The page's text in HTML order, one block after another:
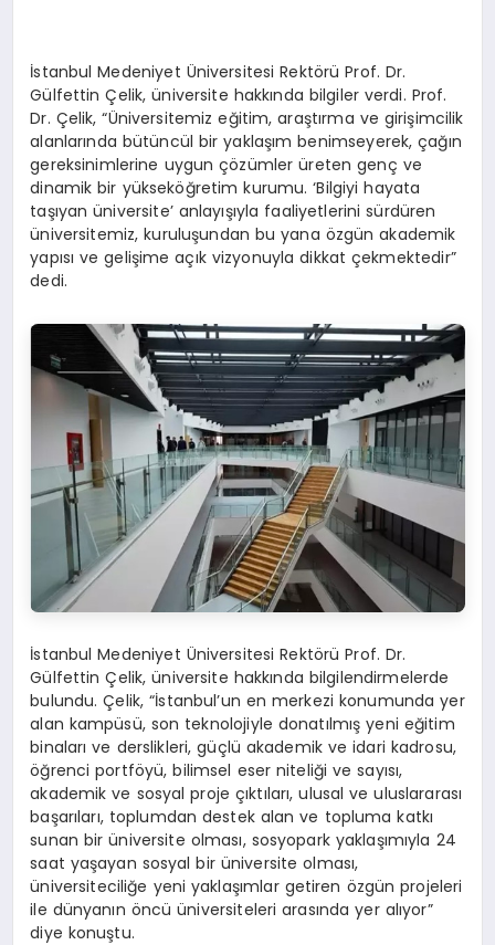
İstanbul Medeniyet Üniversitesi Rektörü Prof. Dr.
Gülfettin Çelik, üniversite hakkında bilgiler verdi. Prof.
Dr. Çelik, “Üniversitemiz eğitim, araştırma ve girişimcilik
alanlarında bütüncül bir yaklaşım benimseyerek, çağın
gereksinimlerine uygun çözümler üreten genç ve
dinamik bir yükseköğretim kurumu. ‘Bilgiyi hayata
taşıyan üniversite’ anlayışıyla faaliyetlerini sürdüren
üniversitemiz, kuruluşundan bu yana özgün akademik
yapısı ve gelişime açık vizyonuyla dikkat çekmektedir”
dedi.
İstanbul Medeniyet Üniversitesi Rektörü Prof. Dr.
Gülfettin Çelik, üniversite hakkında bilgilendirmelerde
bulundu. Çelik, “İstanbul’un en merkezi konumunda yer
alan kampüsü, son teknolojiyle donatılmış yeni eğitim
binaları ve derslikleri, güçlü akademik ve idari kadrosu,
öğrenci portföyü, bilimsel eser niteliği ve sayısı,
akademik ve sosyal proje çıktıları, ulusal ve uluslararası
başarıları, toplumdan destek alan ve topluma katkı
sunan bir üniversite olması, sosyopark yaklaşımıyla 24
saat yaşayan sosyal bir üniversite olması,
üniversiteciliğe yeni yaklaşımlar getiren özgün projeleri
ile dünyanın öncü üniversiteleri arasında yer alıyor”
diye konuştu.